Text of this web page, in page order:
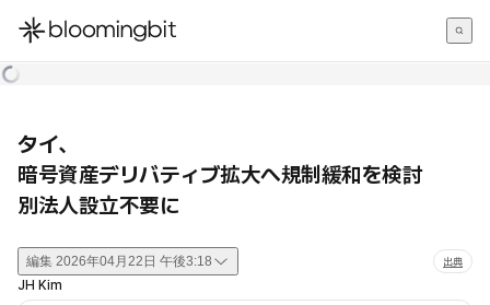
한국어
タイ、
暗号資産デリバティブ拡大へ規制緩和を検討
別法人設立不要に
編集 2026年04月22日 午後3:18 出典
JH Kim